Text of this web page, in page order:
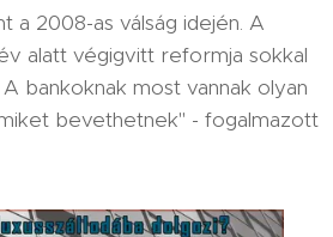
a 2008-as válság idején. A
alatt végigvitt reformja sokkal
bankoknak most vannak olyan
bevethetnek" - fogalmazott